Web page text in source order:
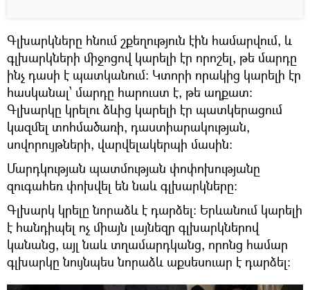
Գլխարկները հնում շքեղություն էին համարվում, և
գլխարկների միջոցով կարելի էր որոշել, թե մարդը
ինչ դասի է պատկանում: Կտորի որակից կարելի էր
հասկանալ՝ մարդը հարուստ է, թե աղքատ:
Գլխարկը կրելու ձևից կարելի էր պատկերացում
կազմել տոհմածառի, դաստիարակության,
սովորույթների, վարվելակերպի մասին:
Մարդկության պատմության փոփոխությանը
զուգահեռ փոխվել են նաև գլխարկները:
Գլխարկ կրելը նորաձև է դարձել: Երևանում կարելի
է հանդիպել ոչ միայն լայնեզր գլխարկներով
կանանց, այլ նաև տղամարդկանց, որոնց համար
գլխարկը նույնպես նորաձև աքսեսուար է դարձել: